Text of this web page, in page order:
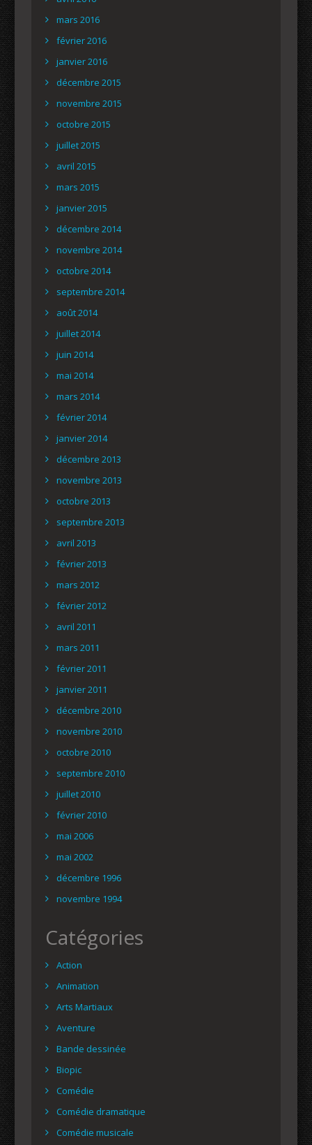
mars 2016
février 2016
janvier 2016
décembre 2015
novembre 2015
octobre 2015
juillet 2015
avril 2015
mars 2015
janvier 2015
décembre 2014
novembre 2014
octobre 2014
septembre 2014
août 2014
juillet 2014
juin 2014
mai 2014
mars 2014
février 2014
janvier 2014
décembre 2013
novembre 2013
octobre 2013
septembre 2013
avril 2013
février 2013
mars 2012
février 2012
avril 2011
mars 2011
février 2011
janvier 2011
décembre 2010
novembre 2010
octobre 2010
septembre 2010
juillet 2010
février 2010
mai 2006
mai 2002
décembre 1996
novembre 1994
Catégories
Action
Animation
Arts Martiaux
Aventure
Bande dessinée
Biopic
Comédie
Comédie dramatique
Comédie musicale